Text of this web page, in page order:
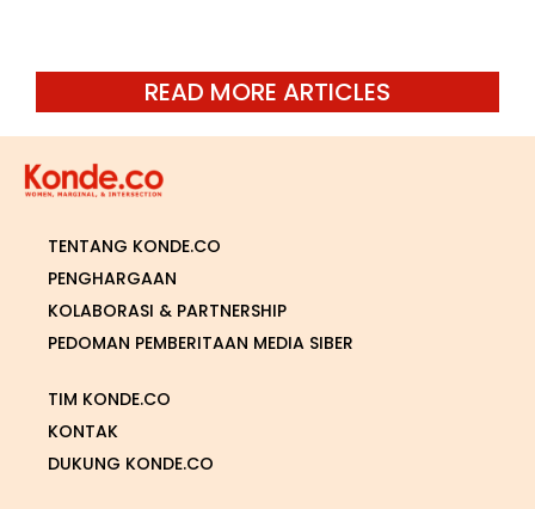
READ MORE ARTICLES
TENTANG KONDE.CO
PENGHARGAAN
KOLABORASI & PARTNERSHIP
PEDOMAN PEMBERITAAN MEDIA SIBER
TIM KONDE.CO
KONTAK
DUKUNG KONDE.CO